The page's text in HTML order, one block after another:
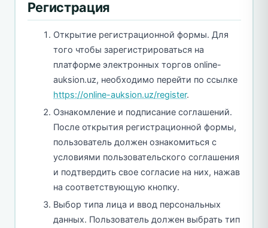
Регистрация
Открытие регистрационной формы. Для
того чтобы зарегистрироваться на
платформе электронных торгов online-
auksion.uz, необходимо перейти по ссылке
https://online-auksion.uz/register.
Ознакомление и подписание соглашений.
После открытия регистрационной формы,
пользователь должен ознакомиться с
условиями пользовательского соглашения
и подтвердить свое согласие на них, нажав
на соответствующую кнопку.
Выбор типа лица и ввод персональных
данных. Пользователь должен выбрать тип